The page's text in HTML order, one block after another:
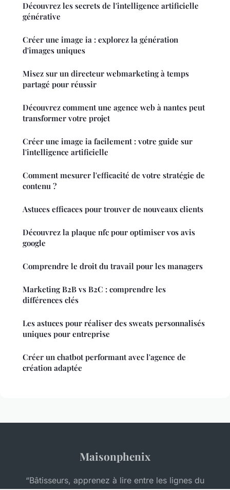
Découvrez les secrets de l'intelligence artificielle
générative
Créer une image ia : explorez la génération
d'images uniques
Misez sur un directeur webmarketing à temps
partagé pour réussir
Découvrez comment une agence web à nantes peut
transformer votre projet
Créer une image ia facilement : votre guide sur
l'intelligence artificielle
Comment mesurer l'efficacité de votre stratégie de
contenu ?
Astuces efficaces pour trouver de nouveaux clients
Découvrez la plaque nfc pour optimiser vos avis
google
Comprendre le droit du travail pour les managers
Marketing B2B vs B2C : comprendre les
différences clés
Les astuces pour réaliser des sweats personnalisés
uniques pour entreprise
Créer un chatbot performant avec l'agence de
création adaptée
Maisonphenix
“Bâtisseurs, apprenez à lire entre les lignes du